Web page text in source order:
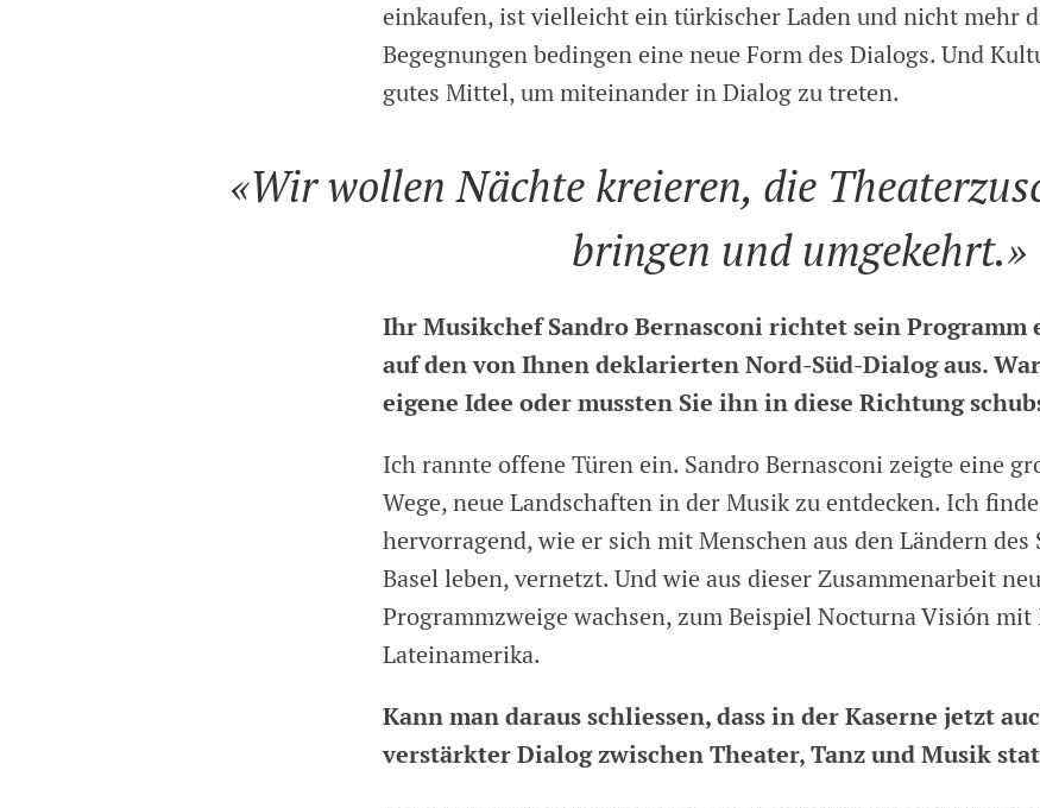
einkaufen, ist vielleicht ein türkischer Laden und nicht mehr
Begegnungen bedingen eine neue Form des Dialogs. Und
gutes Mittel, um miteinander in Dialog zu treten.
«Wir wollen Nächte kreieren, die
bringen und umgekehrt.»
Ihr Musikchef Sandro Bernasconi richtet sein Programm
auf den von Ihnen deklarierten Nord-Süd-Dialog aus.
eigene Idee oder mussten Sie ihn in diese Richtung
Ich rannte offene Türen ein. Sandro Bernasconi zeigte eine
Wege, neue Landschaften in der Musik zu entdecken. Ich
hervorragend, wie er sich mit Menschen aus den Ländern des
Basel leben, vernetzt. Und wie aus dieser Zusammenarbeit
Programmzweige wachsen, zum Beispiel Nocturna Visión mit
Lateinamerika.
Kann man daraus schliessen, dass in der Kaserne jetzt
verstärkter Dialog zwischen Theater, Tanz und Musik